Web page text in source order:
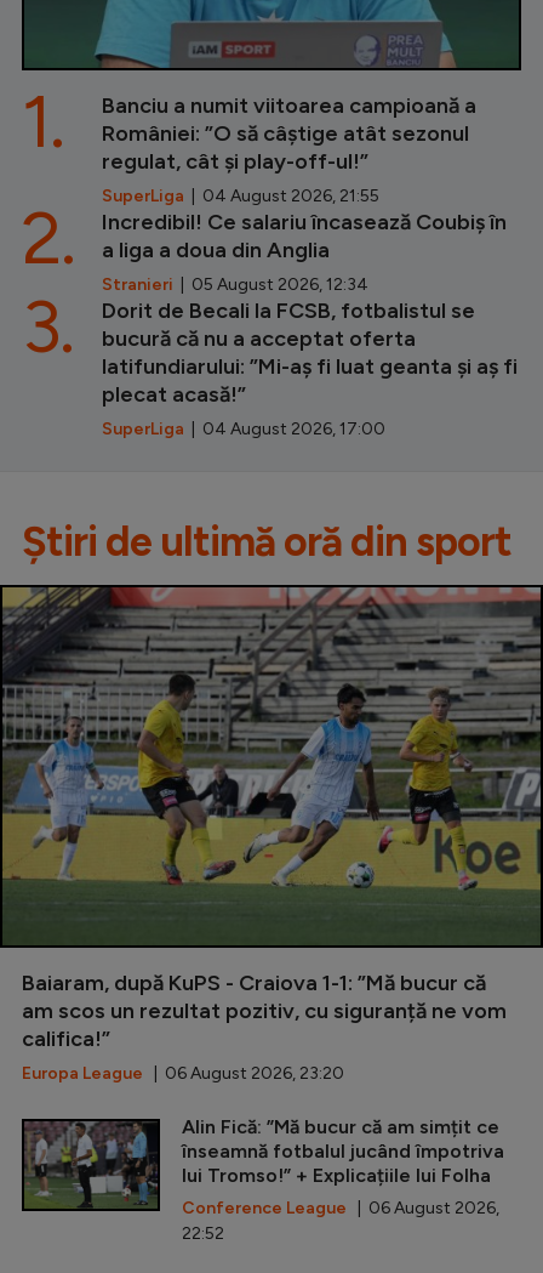
Banciu a numit viitoarea campioană a
României: ”O să câștige atât sezonul
regulat, cât și play-off-ul!”
SuperLiga | 04 August 2026, 21:55
1.
Incredibil! Ce salariu încasează Coubiș în
a liga a doua din Anglia
Stranieri | 05 August 2026, 12:34
2.
Dorit de Becali la FCSB, fotbalistul se
bucură că nu a acceptat oferta
latifundiarului: ”Mi-aș fi luat geanta și aș fi
plecat acasă!”
SuperLiga | 04 August 2026, 17:00
3.
Știri de ultimă oră din sport
Baiaram, după KuPS - Craiova 1-1: ”Mă bucur că
am scos un rezultat pozitiv, cu siguranță ne vom
califica!”
Europa League | 06 August 2026, 23:20
Alin Fică: ”Mă bucur că am simțit ce
înseamnă fotbalul jucând împotriva
lui Tromso!” + Explicațiile lui Folha
Conference League | 06 August 2026,
22:52